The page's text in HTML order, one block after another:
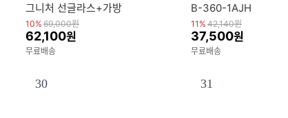
그니처 선글라스+가방
10% 69,000원
62,100원
무료배송
B-360-1AJH
11% 42,140원
37,500원
무료배송
30 31